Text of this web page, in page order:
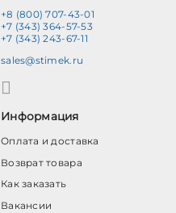
+8 (800) 707-43-01
+7 (343) 364-57-53
+7 (343) 243-67-11
sales@stimek.ru
Информация
Оплата и доставка
Возврат товара
Как заказать
Вакансии